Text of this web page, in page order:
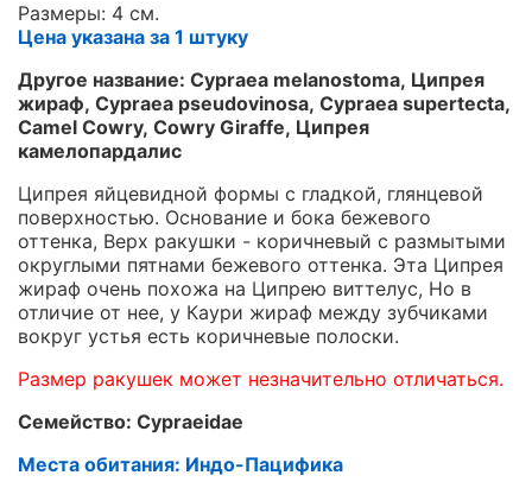
Размеры: 4 см.
Цена указана за 1 штуку
Другое название: Cypraea melanostoma, Ципрея
жираф, Cypraea pseudovinosa, Cypraea supertecta,
Сamel Cowry, Cowry Giraffe, Ципрея
камелопардалис
Ципрея яйцевидной формы с гладкой, глянцевой
поверхностью. Основание и бока бежевого
оттенка, Верх ракушки - коричневый с размытыми
округлыми пятнами бежевого оттенка. Эта Ципрея
жираф очень похожа на Ципрею виттелус, Но в
отличие от нее, у Каури жираф между зубчиками
вокруг устья есть коричневые полоски.
Размер ракушек может незначительно отличаться.
Семейство: Cypraeidae
Места обитания: Индо-Пацифика